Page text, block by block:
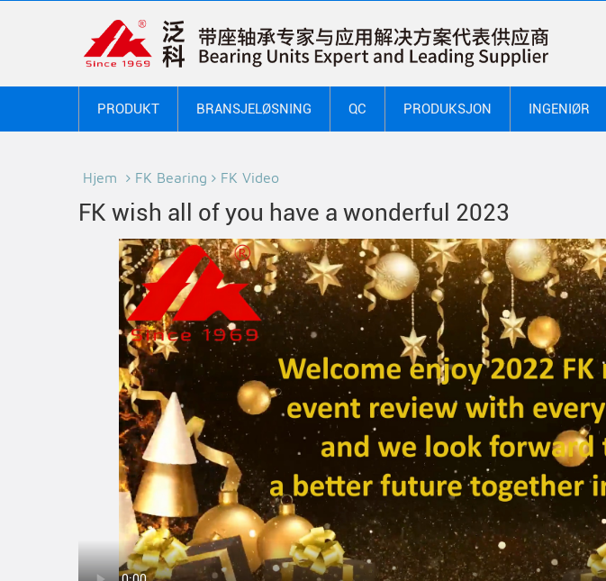
PRODUKT BRANSJELØSNING QC PRODUKSJON INGENIØR
Hjem FK Bearing FK Video
FK wish all of you have a wonderful 2023